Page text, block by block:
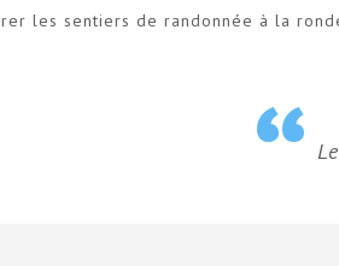
les sentiers de randonnée à la